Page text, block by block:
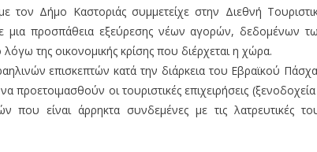
τον Δήμο Καστοριάς συμμετείχε στην Διεθνή
προσπάθεια εξεύρεσης νέων αγορών, δεδομένων
της οικονομικής κρίσης που διέρχεται η χώρα.
επισκεπτών κατά την διάρκεια του Εβραϊκού
οι τουριστικές επιχειρήσεις
που είναι άρρηκτα συνδεμένες με τις λατρευτικές